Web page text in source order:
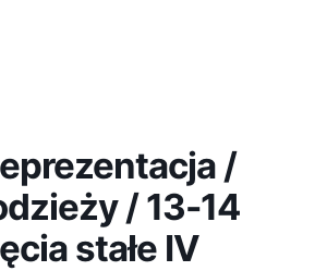
/
/ 13-14
stałe IV